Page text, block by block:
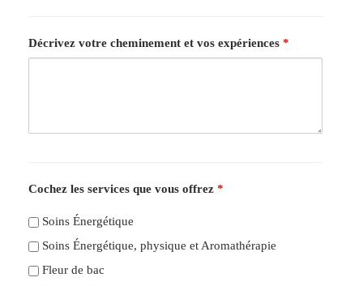
Décrivez votre cheminement et vos expériences *
Cochez les services que vous offrez *
Soins Énergétique
Soins Énergétique, physique et Aromathérapie
Fleur de bac